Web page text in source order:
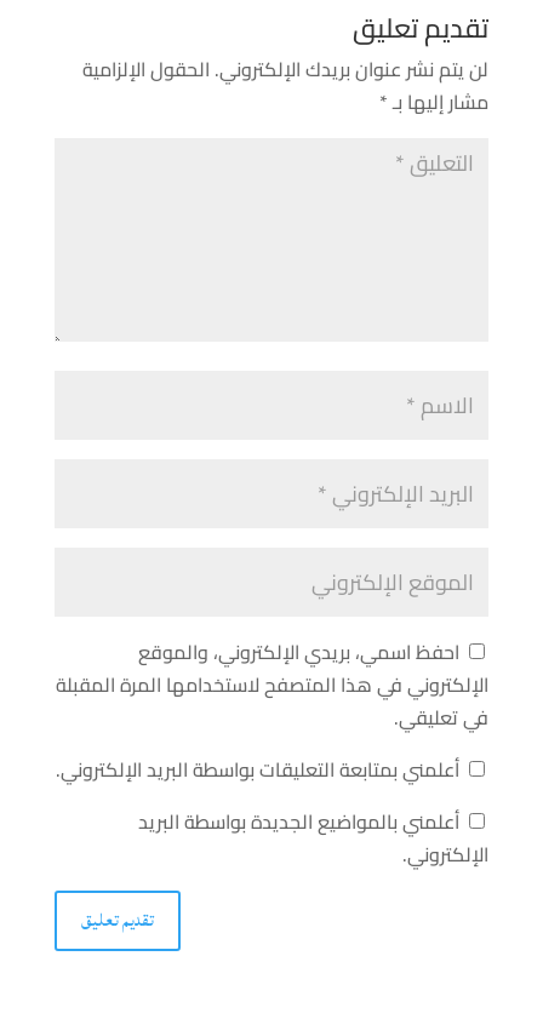
تقديم تعليق
لن يتم نشر عنوان بريدك الإلكتروني. الحقول الإلزامية
مشار إليها بـ*
احفظ اسمي، بريدي الإلكتروني، والموقع
الإلكتروني في هذا المتصفح لاستخدامها المرة المقبلة
في تعليقي.
أعلمني بمتابعة التعليقات بواسطة البريد الإلكتروني.
أعلمني بالمواضيع الجديدة بواسطة البريد
الإلكتروني.